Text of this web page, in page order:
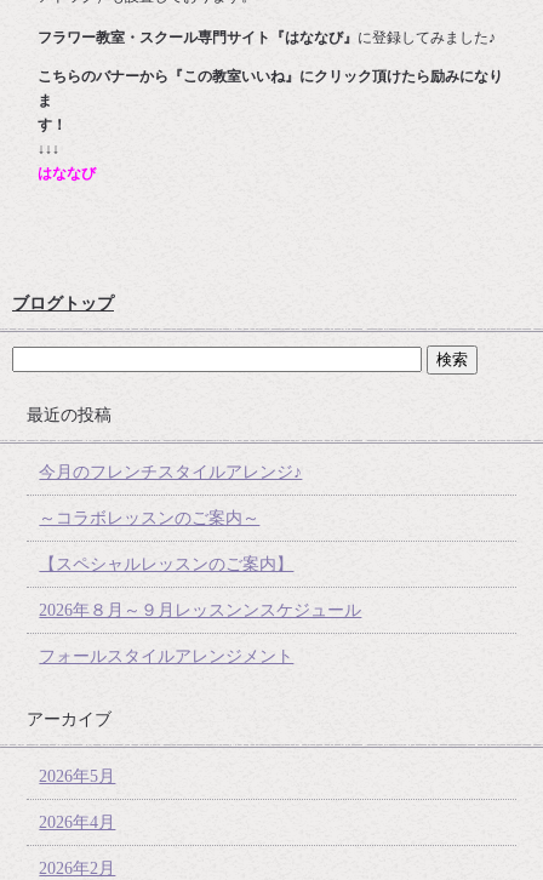
フラワー教室・スクール専門サイト『はななび』 に登録してみました♪
こちらのバナーから『この教室いいね』にクリック頂けたら励みになり
ま
す
↓↓↓
はななび
ブログトップ
最近の投稿
今月のフレンチスタイルアレンジ♪
～コラボレッスンのご案内～
【スペシャルレッスンのご案内】
2026年８月～９月レッスンンスケジュール
フォールスタイルアレンジメント
アーカイブ
2026年5月
2026年4月
2026年2月